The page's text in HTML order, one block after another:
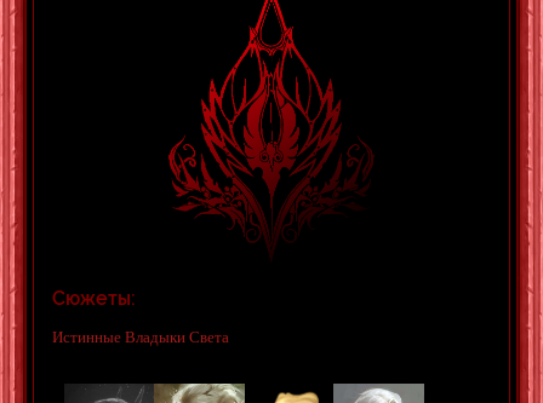
Сюжеты:
Истинные Владыки Света